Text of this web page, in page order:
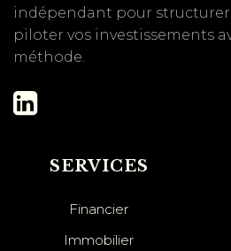
indépendant pour
piloter vos investissements
méthode.
SERVICES
Financier
Immobilier